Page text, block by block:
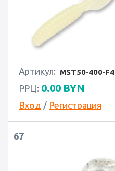
Артикул: MST50-400-F4
РРЦ: 0.00 BYN
Вход / Регистрация
67